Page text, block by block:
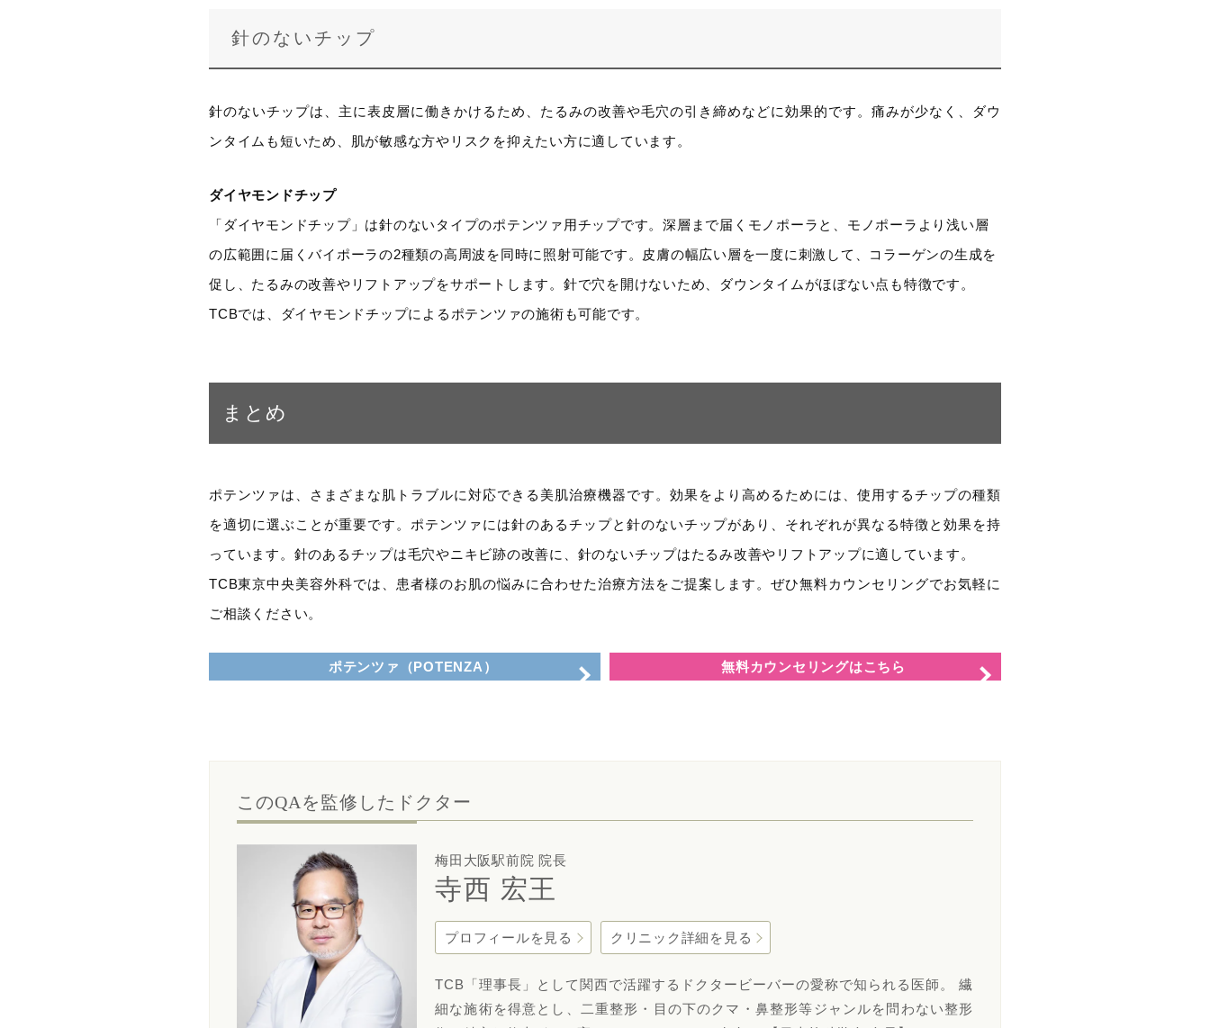
針のないチップ
針のないチップは、主に表皮層に働きかけるため、たるみの改善や毛穴の引き締めなどに効果的です。痛みが少なく、ダウ
ンタイムも短いため、肌が敏感な方やリスクを抑えたい方に適しています。
ダイヤモンドチップ
「ダイヤモンドチップ」は針のないタイプのポテンツァ用チップです。深層まで届くモノポーラと、モノポーラより浅い層
の広範囲に届くバイポーラの2種類の高周波を同時に照射可能です。皮膚の幅広い層を一度に刺激して、コラーゲンの生成を
促し、たるみの改善やリフトアップをサポートします。針で穴を開けないため、ダウンタイムがほぼない点も特徴です。
TCBでは、ダイヤモンドチップによるポテンツァの施術も可能です。
まとめ
ポテンツァは、さまざまな肌トラブルに対応できる美肌治療機器です。効果をより高めるためには、使用するチップの種類
を適切に選ぶことが重要です。ポテンツァには針のあるチップと針のないチップがあり、それぞれが異なる特徴と効果を持
っています。針のあるチップは毛穴やニキビ跡の改善に、針のないチップはたるみ改善やリフトアップに適しています。
TCB東京中央美容外科では、患者様のお肌の悩みに合わせた治療方法をご提案します。ぜひ無料カウンセリングでお気軽に
ご相談ください。
ポテンツァ（POTENZA） 無料カウンセリングはこちら
このQAを監修したドクター
梅田大阪駅前院 院長
寺西 宏王
プロフィールを見る クリニック詳細を見る
TCB「理事長」として関西で活躍するドクタービーバーの愛称で知られる医師。 繊
細な施術を得意とし、二重整形・目の下のクマ・鼻整形等ジャンルを問わない整形